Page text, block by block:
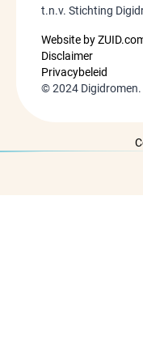
t.n.v. Stichting
Website by
Disclaimer
Privacybeleid
©2024